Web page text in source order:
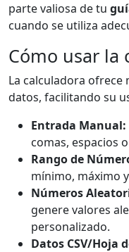
parte valiosa de tu
cuando se utiliza
Cómo usar la
La calculadora
datos, facilitando su
Entrada Manual:
comas, espacios
Rango de
mínimo, máximo
Números
genere valores
personalizado.
Datos CSV/Hoja